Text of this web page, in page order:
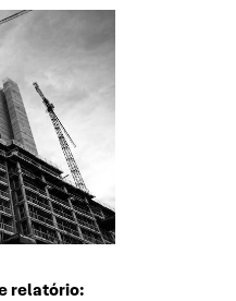
relatório: